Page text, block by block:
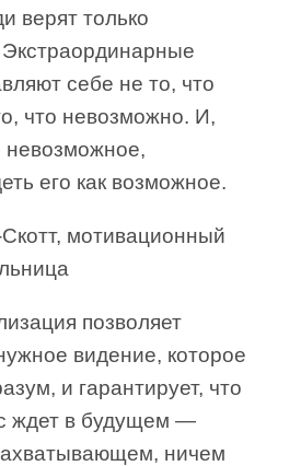
верят только
себе не то, что
что невозможно. И,
невозможное,
его как возможное.
мотивационный
позволяет
видение, которое
и гарантирует, что
ждет в будущем —
ничем